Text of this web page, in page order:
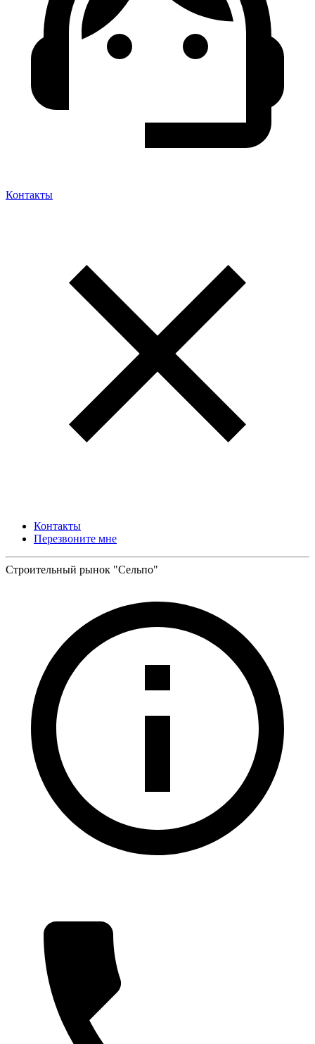
Контакты
Контакты
Перезвоните мне
Строительный рынок "Сельпо"